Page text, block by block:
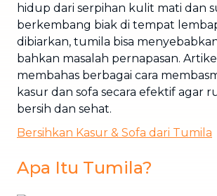
hidup dari serpihan kulit mati dan
berkembang biak di tempat
dibiarkan, tumila bisa
bahkan masalah pernapasan.
membahas berbagai cara
kasur dan sofa secara efektif agar
bersih dan sehat.
Bersihkan Kasur & Sofa dari Tumila
Apa Itu Tumila?